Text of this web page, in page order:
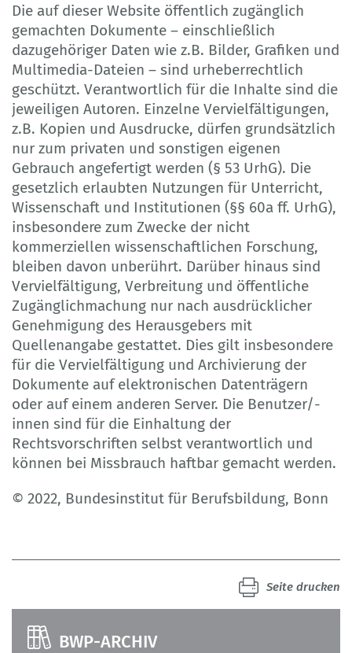
Die auf dieser Website öffentlich zugänglich
gemachten Dokumente – einschließlich
dazugehöriger Daten wie z.B. Bilder, Grafiken und
Multimedia-Dateien – sind urheberrechtlich
geschützt. Verantwortlich für die Inhalte sind die
jeweiligen Autoren. Einzelne Vervielfältigungen,
z.B. Kopien und Ausdrucke, dürfen grundsätzlich
nur zum privaten und sonstigen eigenen
Gebrauch angefertigt werden (§ 53 UrhG). Die
gesetzlich erlaubten Nutzungen für Unterricht,
Wissenschaft und Institutionen (§§ 60a ff. UrhG),
insbesondere zum Zwecke der nicht
kommerziellen wissenschaftlichen Forschung,
bleiben davon unberührt. Darüber hinaus sind
Vervielfältigung, Verbreitung und öffentliche
Zugänglichmachung nur nach ausdrücklicher
Genehmigung des Herausgebers mit
Quellenangabe gestattet. Dies gilt insbesondere
für die Vervielfältigung und Archivierung der
Dokumente auf elektronischen Datenträgern
oder auf einem anderen Server. Die Benutzer/-
innen sind für die Einhaltung der
Rechtsvorschriften selbst verantwortlich und
können bei Missbrauch haftbar gemacht werden.
© 2022, Bundesinstitut für Berufsbildung, Bonn
Seite drucken
BWP-ARCHIV